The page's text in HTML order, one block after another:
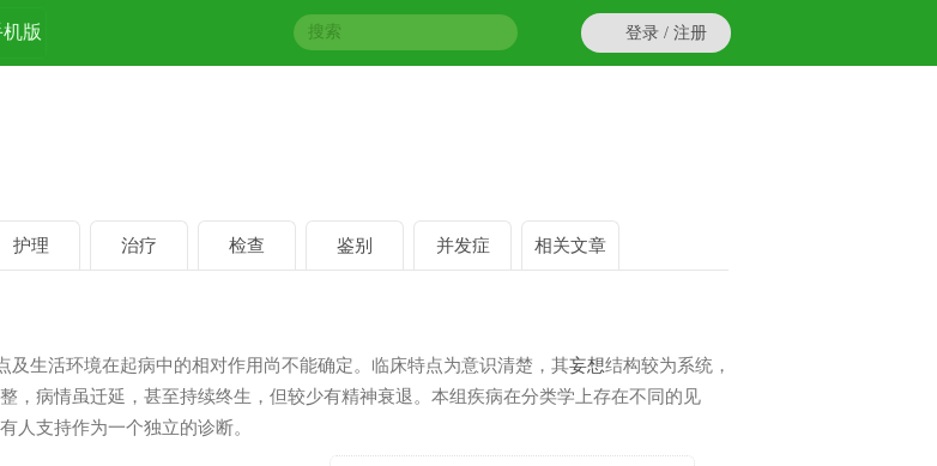
版 登录 / 注册
护理 治疗 检查 鉴别 并发症 相关文章
生活环境在起病中的相对作用尚不能确定。临床特点为意识清楚，其妄想结构较为系统，
，病情虽迁延，甚至持续终生，但较少有精神衰退。本组疾病在分类学上存在不同的见
人支持作为一个独立的诊断。